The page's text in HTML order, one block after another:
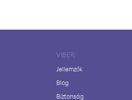
VIBER
Jellemzők
Blog
Biztonság